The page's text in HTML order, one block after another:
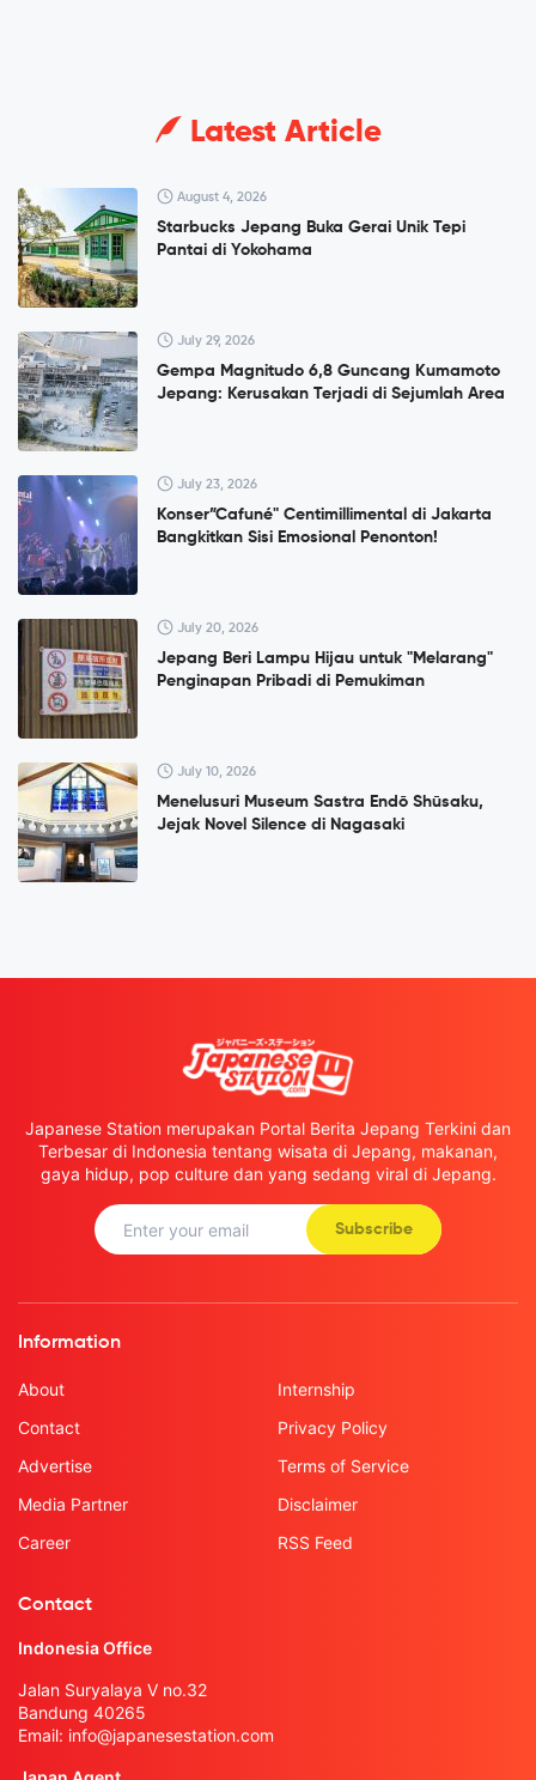
Latest Article
August 4, 2026
Starbucks Jepang Buka Gerai Unik Tepi
Pantai di Yokohama
July 29, 2026
Gempa Magnitudo 6,8 Guncang Kumamoto
Jepang: Kerusakan Terjadi di Sejumlah Area
July 23, 2026
Konser”Cafuné" Centimillimental di Jakarta
Bangkitkan Sisi Emosional Penonton!
July 20, 2026
Jepang Beri Lampu Hijau untuk "Melarang"
Penginapan Pribadi di Pemukiman
July 10, 2026
Menelusuri Museum Sastra Endō Shūsaku,
Jejak Novel Silence di Nagasaki
Japanese Station merupakan Portal Berita Jepang Terkini dan
Terbesar di Indonesia tentang wisata di Jepang, makanan,
gaya hidup, pop culture dan yang sedang viral di Jepang.
Subscribe
Information
About
Contact
Advertise
Media Partner
Career
Internship
Privacy Policy
Terms of Service
Disclaimer
RSS Feed
Contact
Indonesia Office
Jalan Suryalaya V no.32
Bandung 40265
Email: info@japanesestation.com